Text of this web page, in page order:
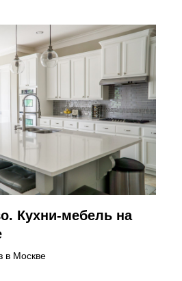
Кухни-мебель на
в Москве